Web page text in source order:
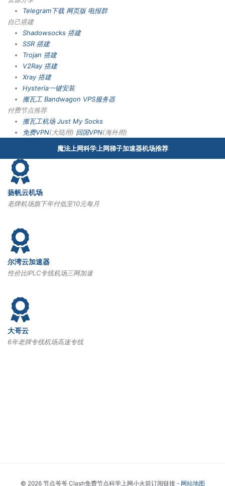
Telegram下载 网页版 电报群
自己搭建
Shadowsocks 搭建
SSR 搭建
Trojan 搭建
V2Ray 搭建
Xray 搭建
Hysteria一键安装
搬瓦工 Bandwagon VPS服务器
付费节点推荐
搬瓦工机场 Just My Socks
免费VPN(大陆用) 回国VPN(海外用)
魔法上网科学上网梯子加速器机场推荐
扬帆云机场
老牌机场旗下年付低至10元每月
尔湾云加速器
性价比IPLC专线机场三网加速
大哥云
6年老牌专线机场高速专线
© 2026 节点爷爷 Clash免费节点科学上网小火箭订阅链接 - 网站地图